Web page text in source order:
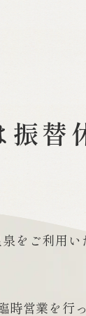
替
をご利用
営業を行